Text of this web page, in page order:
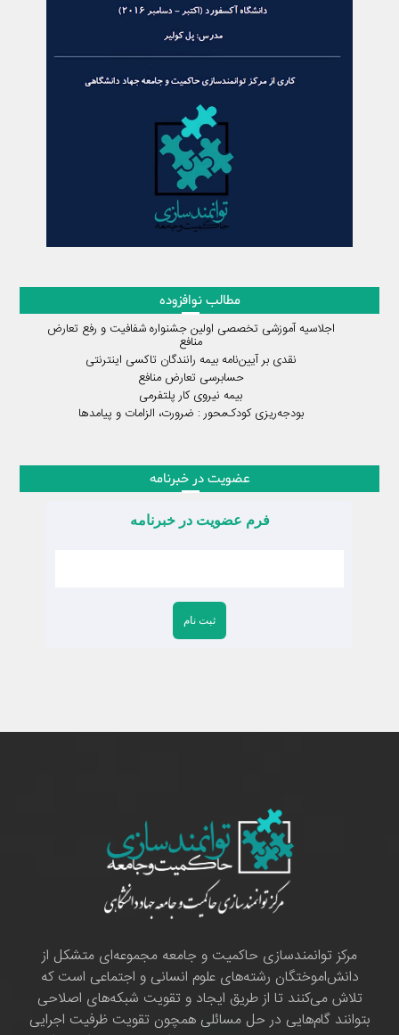
مطالب نوافزوده
اجلاسیه آموزشی تخصصی اولین جشنواره شفافیت و رفع تعارض
منافع
نقدی بر آیین‌نامه بیمه رانندگان تاکسی اینترنتی
حسابرسی تعارض منافع
بیمه نیروی کار پلتفرمی
بودجه‌ریزی کودک‌محور : ضرورت، الزامات و پیامدها
عضویت در خبرنامه
فرم عضویت در خبرنامه
مرکز توانمندسازی حاکمیت و جامعه مجموعه‌ای متشکل از
دانش‌اموختگان رشته‌های علوم انسانی و اجتماعی است که
تلاش می‌کنند تا از طریق ایجاد و تقویت شبکه‌های اصلاحی
بتوانند گام‌هایی در حل مسائلی همچون تقویت ظرفیت اجرایی